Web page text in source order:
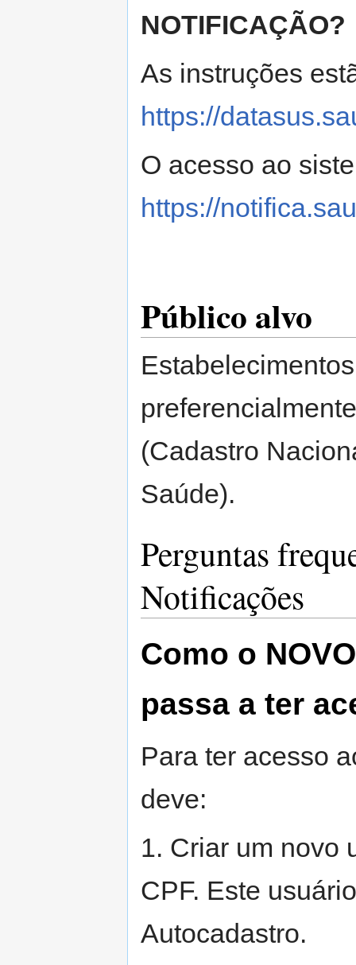
NOTIFICAÇÃO?
As instruções
https://
O acesso ao
https://
Público alvo
(Cadastro
Saúde).
Perguntas
Notificações
Como o
passa a ter
Para ter acesso
deve:
1. Criar um novo
CPF. Este
Autocadastro.